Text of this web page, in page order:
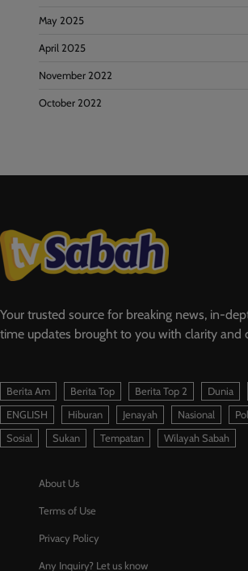
May 2025
April 2025
November 2022
October 2022
Your trusted source for breaking news, in-
time updates brought to you with clarity and
Berita Am Berita Top Berita Top 2 Dunia
ENGLISH
Hiburan Jenayah Nasional
Sosial
Sukan Tempatan Wilayah Sabah
About Us
Terms of Use
Privacy Policy
Any Inquiry? Let us know